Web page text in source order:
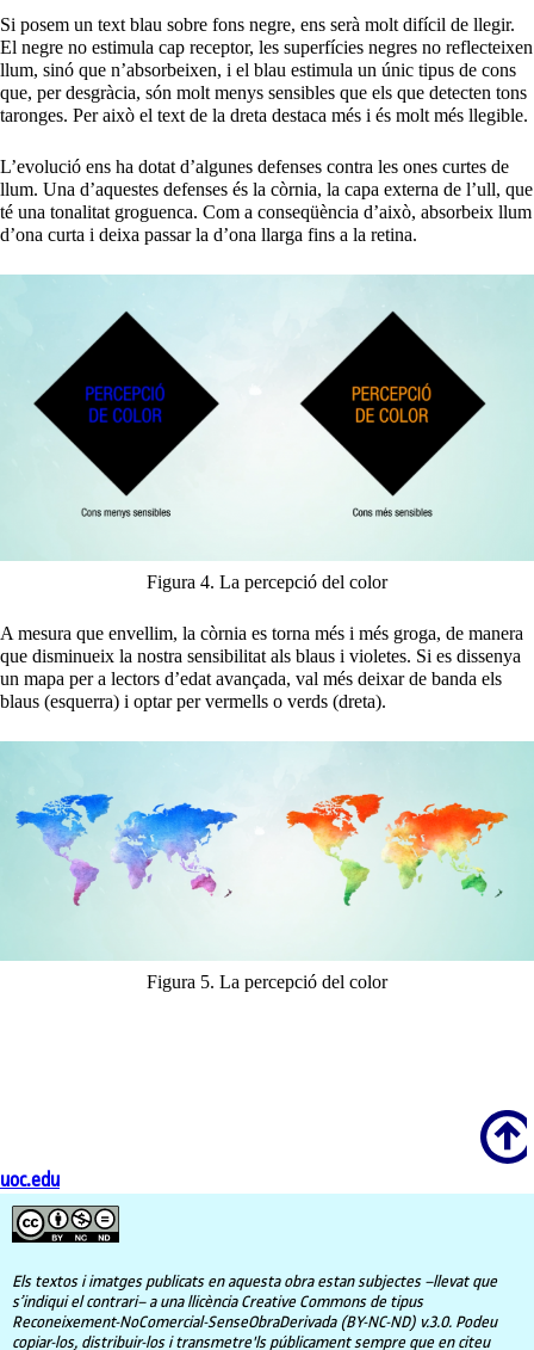
Si posem un text blau sobre fons negre, ens serà molt difícil de llegir.
El negre no estimula cap receptor, les superfícies negres no reflecteixen
llum, sinó que n’absorbeixen, i el blau estimula un únic tipus de cons
que, per desgràcia, són molt menys sensibles que els que detecten tons
taronges. Per això el text de la dreta destaca més i és molt més llegible.
L’evolució ens ha dotat d’algunes defenses contra les ones curtes de
llum. Una d’aquestes defenses és la còrnia, la capa externa de l’ull, que
té una tonalitat groguenca. Com a conseqüència d’això, absorbeix llum
d’ona curta i deixa passar la d’ona llarga fins a la retina.
Figura 4. La percepció del color
A mesura que envellim, la còrnia es torna més i més groga, de manera
que disminueix la nostra sensibilitat als blaus i violetes. Si es dissenya
un mapa per a lectors d’edat avançada, val més deixar de banda els
blaus (esquerra) i optar per vermells o verds (dreta).
Figura 5. La percepció del color
Scroll
uoc.edu
Els textos i imatges publicats en aquesta obra estan subjectes –llevat que
s’indiqui el contrari– a una llicència Creative Commons de tipus
Reconeixement-NoComercial-SenseObraDerivada (BY-NC-ND) v.3.0. Podeu
copiar-los, distribuir-los i transmetre'ls públicament sempre que en citeu